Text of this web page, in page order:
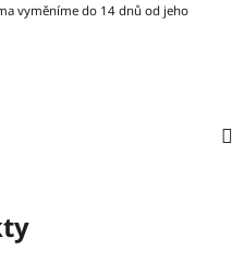
vyměníme do 14 dnů od jeho